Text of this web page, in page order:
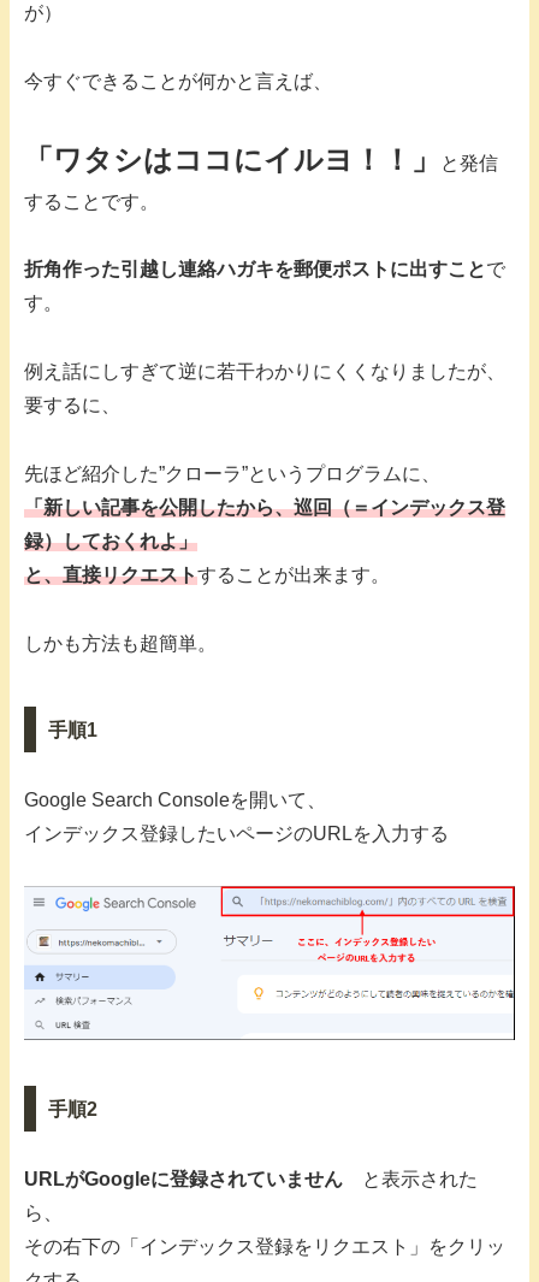
が）
今すぐできることが何かと言えば、
「ワタシはココにイルヨ！！」
と発信
することです。
折角作った引越し連絡ハガキを郵便ポストに出すことで
す。
例え話にしすぎて逆に若干わかりにくくなりましたが、
要するに、
先ほど紹介した”クローラ”というプログラムに、
「新しい記事を公開したから、巡回（＝インデックス登
録）しておくれよ」
と、直接リクエストすることが出来ます。
しかも方法も超簡単。
手順1
Google Search Consoleを開いて、
インデックス登録したいページのURLを入力する
手順2
URLがGoogleに登録されていません と表示された
ら、
その右下の「インデックス登録をリクエスト」をクリッ